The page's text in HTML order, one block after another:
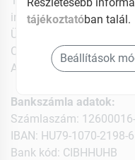
info@greenmarkshop.hu
Ügyfélszolgálat: +36 30
Cégjegyzék szám: 01-09-
Adószám: 22990576-2-42
Bankszámla adatok:
Számlaszám:
IBAN: HU79-1070-2198-
Bank kód: CIBHHUHB
tájékoztatóban talál.
Beállítások